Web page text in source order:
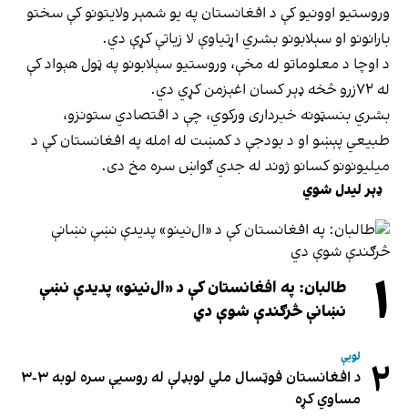
وروستیو اوونیو کې د افغانستان په یو شمېر ولایتونو کې سختو
بارانونو او سېلابونو بشري اړتیاوې لا زیاتې کړې دي.
د اوچا د معلوماتو له مخې، وروستیو سېلابونو په ټول هېواد کې
له ۷۲زرو څخه ډېر کسان اغېزمن کړي دي.
بشري بنسټونه خبرداری ورکوي، چې د اقتصادي ستونزو،
طبیعي پېښو او د بودجې د کمښت له امله په افغانستان کې د
میلیونونو کسانو ژوند له جدي ګواښ سره مخ دی.
ډېر لیدل شوي
۱
طالبان: په افغانستان کې د «ال‌نینو» پدیدې نښې
نښانې څرګندې شوې دي
۲ لوبې
د افغانستان فوټسال ملي لوبډلې له روسیې سره لوبه ۳-۳
مساوي کړه